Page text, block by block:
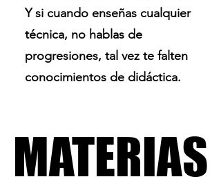
Y si cuando enseñas cualquier
técnica, no hablas de
progresiones, tal vez te falten
conocimientos de didáctica.
MATERIAS
MATERIAS